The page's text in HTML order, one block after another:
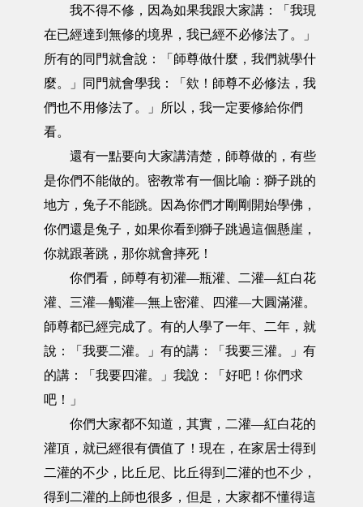
我不得不修，因為如果我跟大家講：「我現
在已經達到無修的境界，我已經不必修法了。」
所有的同門就會說：「師尊做什麼，我們就學什
麼。」同門就會學我：「欸！師尊不必修法，我
們也不用修法了。」所以，我一定要修給你們
看。
還有一點要向大家講清楚，師尊做的，有些
是你們不能做的。密教常有一個比喻：獅子跳的
地方，兔子不能跳。因為你們才剛剛開始學佛，
你們還是兔子，如果你看到獅子跳過這個懸崖，
你就跟著跳，那你就會摔死！
你們看，師尊有初灌—瓶灌、二灌—紅白花
灌、三灌—觸灌—無上密灌、四灌—大圓滿灌。
師尊都已經完成了。有的人學了一年、二年，就
說：「我要二灌。」有的講：「我要三灌。」有
的講：「我要四灌。」我說：「好吧！你們求
吧！」
你們大家都不知道，其實，二灌—紅白花的
灌頂，就已經很有價值了！現在，在家居士得到
二灌的不少，比丘尼、比丘得到二灌的也不少，
得到二灌的上師也很多，但是，大家都不懂得這